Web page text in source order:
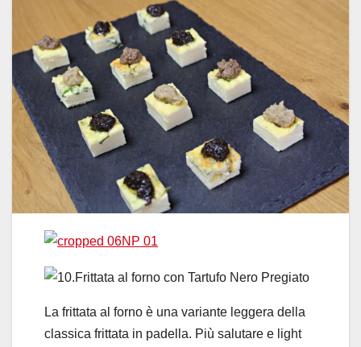
La frittata al forno è una variante leggera della
classica frittata in padella. Più salutare e light